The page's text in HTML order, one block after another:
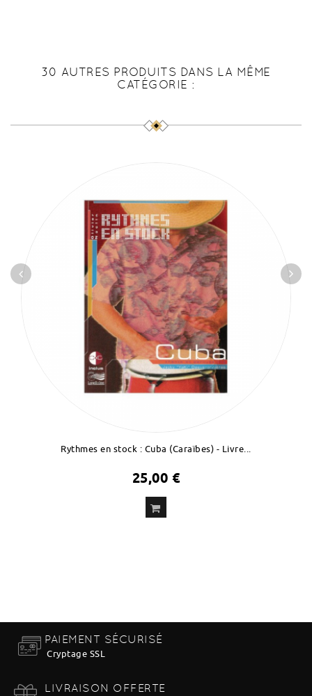
30 AUTRES PRODUITS DANS LA MÊME
CATÉGORIE :
Rythmes en stock : Cuba (Caraïbes) - Livre...
25,00 €
PAIEMENT SÉCURISÉ
Cryptage SSL
LIVRAISON OFFERTE